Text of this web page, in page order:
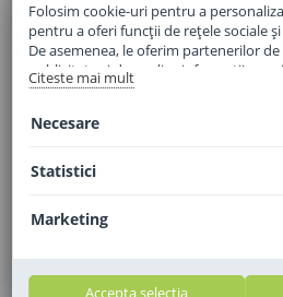
Email:office@elaptepraf.ro
Telefon:0745-964-449
Adresa:Sos. Borsului, Nr. 20, Oradea,
Folosim cookie-uri pentru a
pentru a oferi funcții de rețele sociale
De asemenea, le oferim partenerilor
publicitate și de analize informații cu
folosiți site-ul nostru. Aceștia le pot
Citeste mai mult
Necesare
Statistici
Marketing
Accepta selectia